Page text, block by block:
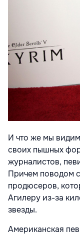
И что же мы видим
своих пышных
журналистов,
Причем поводом
продюсеров,
Агилеру из-за
звезды.
Американская